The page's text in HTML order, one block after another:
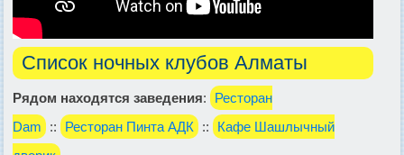
Список ночных клубов Алматы
Рядом находятся заведения:
Ресторан
Dam
:: Ресторан Пинта АДК ::
Кафе Шашлычный